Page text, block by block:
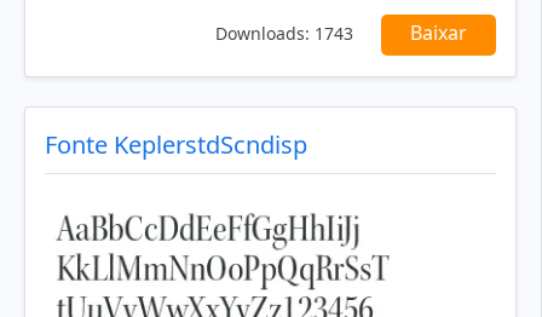
Downloads: 1743 Baixar
Fonte KeplerstdScndisp